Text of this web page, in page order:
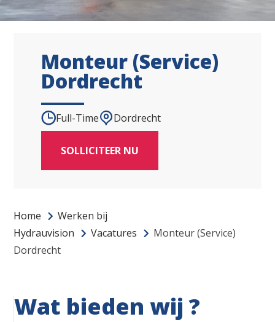
Monteur (Service)
Dordrecht
Full-Time Dordrecht
SOLLICITEER NU
Home
Werken bij
Hydrauvision
Vacatures
Monteur (Service)
Dordrecht
Wat bieden wij ?